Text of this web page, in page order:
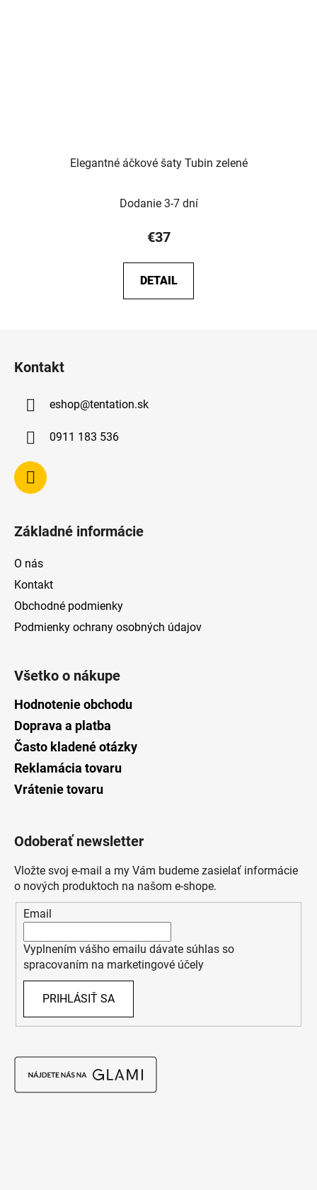
Elegantné áčkové šaty Tubin zelené
Dodanie 3-7 dní
€37
DETAIL
Kontakt
eshop@tentation.sk
0911 183 536
Základné informácie
O nás
Kontakt
Obchodné podmienky
Podmienky ochrany osobných údajov
Všetko o nákupe
Hodnotenie obchodu
Doprava a platba
Často kladené otázky
Reklamácia tovaru
Vrátenie tovaru
Odoberať newsletter
Vložte svoj e-mail a my Vám budeme zasielať informácie
o nových produktoch na našom e-shope.
Email
Vyplnením vášho emailu dávate súhlas so
spracovaním na marketingové účely
PRIHLÁSIŤ SA